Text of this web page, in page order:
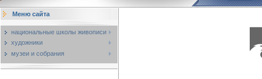
Меню сайта
национальные школы живописи
художники
музеи и собрания